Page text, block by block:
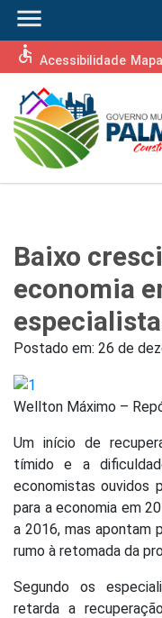
menu
accessible Acessibilidade
Baixo
economia
Postado em: 26 de
Wellton Máximo –
Um início de
tímido e a
economistas ouvidos
para a economia em
a 2016, mas apontam
rumo à retomada da
Segundo os
retarda a